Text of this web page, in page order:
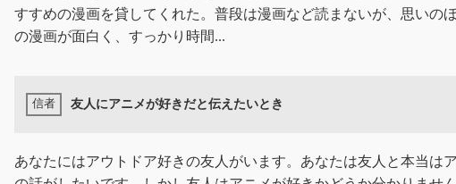
すすめの漫画を貸してくれた。普段は漫画など読まないが、思いの
の漫画が面白く、すっかり時間...
友人にアニメが好きだと伝えたいとき
あなたにはアウトドア好きの友人がいます。あなたは友人と本当は